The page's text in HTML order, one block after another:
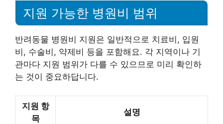
지원 가능한 병원비 범위
반려동물 병원비 지원은 일반적으로 치료비, 입원
비, 수술비, 약제비 등을 포함해요. 각 지역이나 기
관마다 지원 범위가 다를 수 있으므로 미리 확인하
는 것이 중요하답니다.
지원 항
목
설명